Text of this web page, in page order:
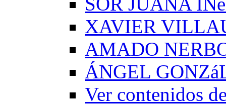
XAVIER
AMADO
ÁNGEL
Ver contenidos